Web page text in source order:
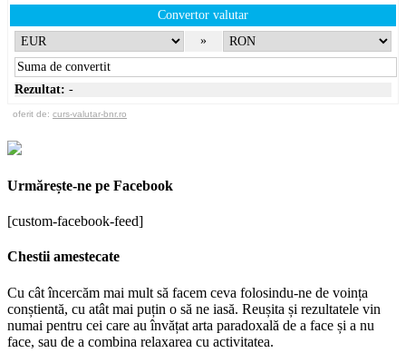
Convertor valutar
»
Rezultat: -
oferit de: curs-valutar-bnr.ro
Urmărește-ne pe Facebook
[custom-facebook-feed]
Chestii amestecate
Cu cât încercăm mai mult să facem ceva folosindu-ne de voința
conștientă, cu atât mai puțin o să ne iasă. Reușita și rezultatele vin
numai pentru cei care au învățat arta paradoxală de a face și a nu
face, sau de a combina relaxarea cu activitatea.